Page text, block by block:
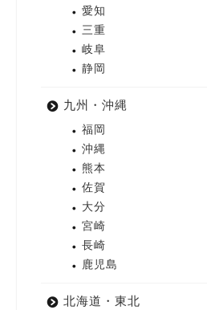
愛知
三重
岐阜
静岡
九州・沖縄
福岡
沖縄
熊本
佐賀
大分
宮崎
長崎
鹿児島
北海道・東北